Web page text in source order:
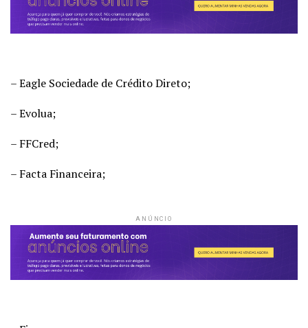
– Eagle Sociedade de Crédito Direto;
– Evolua;
– FFCred;
– Facta Financeira;
ANÚNCIO